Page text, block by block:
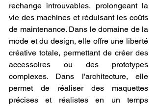
rechange introuvables, prolongeant la
vie des machines et réduisant les coûts
de maintenance. Dans le domaine de la
mode et du design, elle offre une liberté
créative totale, permettant de créer des
accessoires ou des prototypes
complexes. Dans l'architecture, elle
permet de réaliser des maquettes
précises et réalistes en un temps